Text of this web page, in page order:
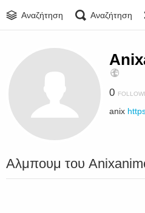
Αναζήτηση Αναζήτηση
0
anix
Αλμπουμ του